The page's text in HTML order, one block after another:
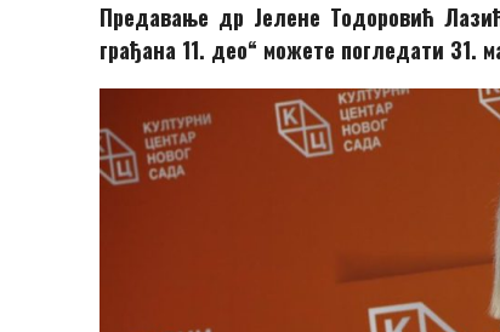
Предавање др Јелене Тодоровић
грађана 11. део“ можете погледати 31.